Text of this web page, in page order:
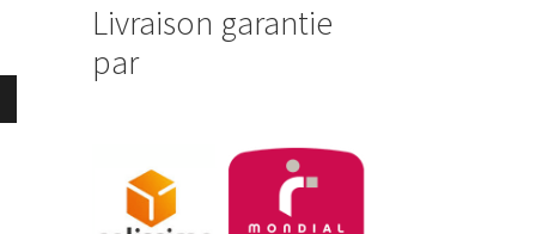
Livraison garantie
par